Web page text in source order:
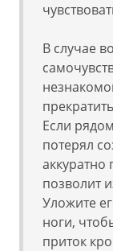
В случае
Если
потерял
аккуратно
позволит
Уложите
ноги,
приток